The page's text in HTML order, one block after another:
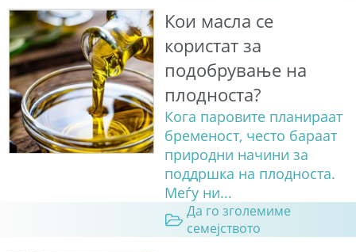
Кои масла се
користат за
подобрување на
плодноста?
Кога паровите планираат
бременост, често бараат
природни начини за
поддршка на плодноста.
Меѓу ни...
Да го зголемиме
семејството